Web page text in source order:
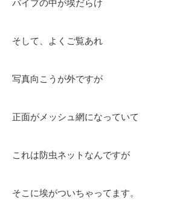
パイプの中が埃だらけ
そして、よくご覧あれ
写真向こうが外ですが
正面がメッシュ網になっていて
これは防虫ネットなんですが
そこに埃がついちゃってます。